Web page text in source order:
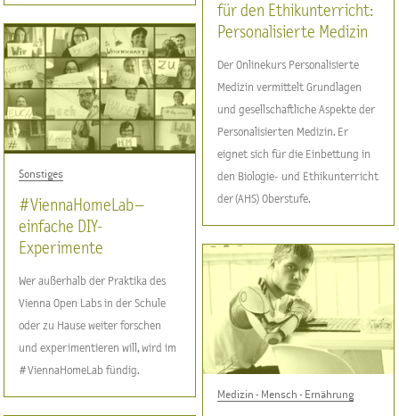
für den Ethikunterricht:
Personalisierte Medizin
Der Onlinekurs Personalisierte
Medizin vermittelt Grundlagen
und gesellschaftliche Aspekte der
Personalisierten Medizin. Er
eignet sich für die Einbettung in
den Biologie- und Ethikunterricht
der (AHS) Oberstufe.
Sonstiges
#ViennaHomeLab –
einfache DIY-
Experimente
Wer außerhalb der Praktika des
Vienna Open Labs in der Schule
oder zu Hause weiter forschen
und experimentieren will, wird im
#ViennaHomeLab fündig.
Medizin - Mensch - Ernährung